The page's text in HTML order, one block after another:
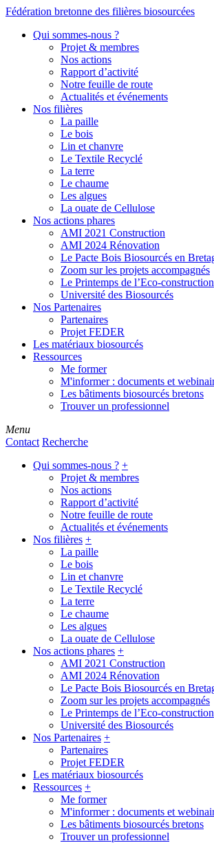
Fédération bretonne des filières biosourcées
Qui sommes-nous ?
Projet & membres
Nos actions
Rapport d’activité
Notre feuille de route
Actualités et événements
Nos filières
La paille
Le bois
Lin et chanvre
Le Textile Recyclé
La terre
Le chaume
Les algues
La ouate de Cellulose
Nos actions phares
AMI 2021 Construction
AMI 2024 Rénovation
Le Pacte Bois Biosourcés en
Zoom sur les projets accompagnés
Le Printemps de l’Eco-construction
Université des Biosourcés
Nos Partenaires
Partenaires
Projet FEDER
Les matériaux biosourcés
Ressources
Me former
M'informer : documents et
Les bâtiments biosourcés bretons
Trouver un professionnel
Menu
Contact Recherche
Qui sommes-nous ? +
Projet & membres
Nos actions
Rapport d’activité
Notre feuille de route
Actualités et événements
Nos filières +
La paille
Le bois
Lin et chanvre
Le Textile Recyclé
La terre
Le chaume
Les algues
La ouate de Cellulose
Nos actions phares +
AMI 2021 Construction
AMI 2024 Rénovation
Le Pacte Bois Biosourcés en
Zoom sur les projets accompagnés
Le Printemps de l’Eco-construction
Université des Biosourcés
Nos Partenaires +
Partenaires
Projet FEDER
Les matériaux biosourcés
Ressources +
Me former
M'informer : documents et
Les bâtiments biosourcés bretons
Trouver un professionnel